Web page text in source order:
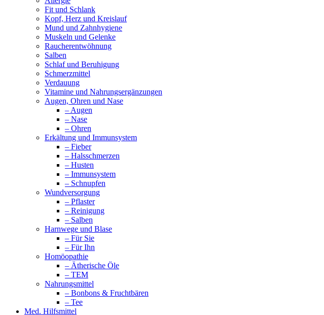
Fit und Schlank
Kopf, Herz und Kreislauf
Mund und Zahnhygiene
Muskeln und Gelenke
Raucherentwöhnung
Salben
Schlaf und Beruhigung
Schmerzmittel
Verdauung
Vitamine und Nahrungsergänzungen
Augen, Ohren und Nase
– Augen
– Nase
– Ohren
Erkältung und Immunsystem
– Fieber
– Halsschmerzen
– Husten
– Immunsystem
– Schnupfen
Wundversorgung
– Pflaster
– Reinigung
– Salben
Harnwege und Blase
– Für Sie
– Für Ihn
Homöopathie
– Ätherische Öle
– TEM
Nahrungsmittel
– Bonbons & Fruchtbären
– Tee
Med. Hilfsmittel